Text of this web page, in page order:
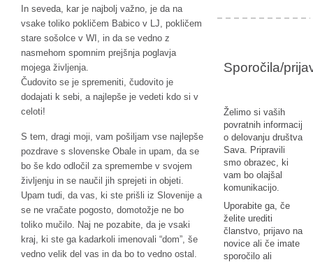
In seveda, kar je najbolj važno, je da na
vsake toliko pokličem Babico v LJ, pokličem
stare sošolce v WI, in da se vedno z
nasmehom spomnim prejšnja poglavja
mojega življenja.
Čudovito se je spremeniti, čudovito je
dodajati k sebi, a najlepše je vedeti kdo si v
celoti!
S tem, dragi moji, vam pošiljam vse najlepše
pozdrave s slovenske Obale in upam, da se
bo še kdo odločil za spremembe v svojem
življenju in se naučil jih sprejeti in objeti.
Upam tudi, da vas, ki ste prišli iz Slovenije a
se ne vračate pogosto, domotožje ne bo
toliko mučilo. Naj ne pozabite, da je vsaki
kraj, ki ste ga kadarkoli imenovali “dom”, še
vedno velik del vas in da bo to vedno ostal.
Sporočila/
Želimo si vaših
povratnih informacij
o delovanju društva
Sava. Pripravili
smo obrazec, ki
vam bo olajšal
komunikacijo.
Uporabite ga, če
želite urediti
članstvo, prijavo na
novice ali če imate
sporočilo ali